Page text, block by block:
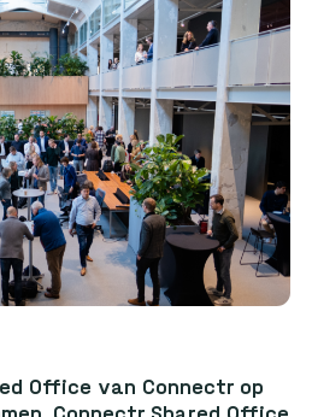
Office van Connectr op